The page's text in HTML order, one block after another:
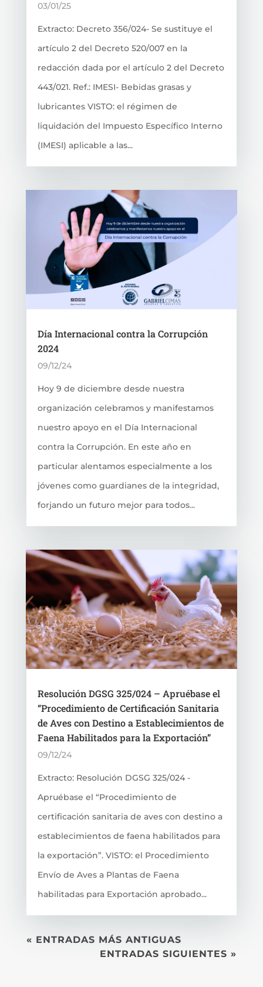
03/01/25
Extracto: Decreto 356/024- Se sustituye el
artículo 2 del Decreto 520/007 en la
redacción dada por el artículo 2 del Decreto
443/021. Ref.: IMESI- Bebidas grasas y
lubricantes VISTO: el régimen de
liquidación del Impuesto Específico Interno
(IMESI) aplicable a las...
Día Internacional contra la Corrupción
2024
09/12/24
Hoy 9 de diciembre desde nuestra
organización celebramos y manifestamos
nuestro apoyo en el Día Internacional
contra la Corrupción. En este año en
particular alentamos especialmente a los
jóvenes como guardianes de la integridad,
forjando un futuro mejor para todos...
Resolución DGSG 325/024 – Apruébase el
“Procedimiento de Certificación Sanitaria
de Aves con Destino a Establecimientos de
Faena Habilitados para la Exportación”
09/12/24
Extracto: Resolución DGSG 325/024 -
Apruébase el “Procedimiento de
certificación sanitaria de aves con destino a
establecimientos de faena habilitados para
la exportación”. VISTO: el Procedimiento
Envío de Aves a Plantas de Faena
habilitadas para Exportación aprobado...
« ENTRADAS MÁS ANTIGUAS
ENTRADAS SIGUIENTES »